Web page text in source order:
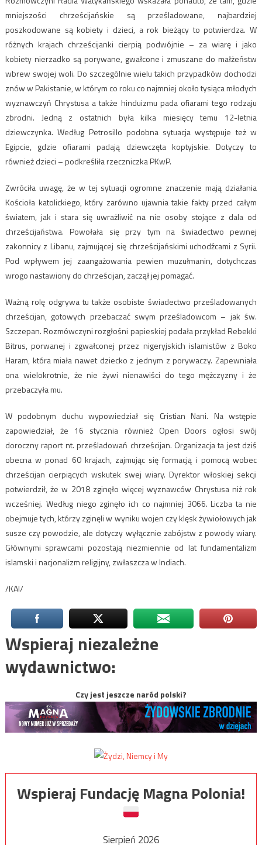
mniejszości chrześcijańskie są prześladowane, najbardziej
poszkodowane są kobiety i dzieci, a rok bieżący to potwierdza. W
różnych krajach chrześcijanki cierpią podwójnie – za wiarę i jako
kobiety nierzadko są porywane, gwałcone i zmuszane do małżeństw
wbrew swojej woli. Do szczególnie wielu takich przypadków dochodzi
znów w Pakistanie, w którym co roku co najmniej około tysiąca młodych
wyznawczyń Chrystusa a także hinduizmu pada ofiarami tego rodzaju
zbrodni. Jedną z ostatnich była kilka miesięcy temu 12-letnia
dziewczynka. Według Petrosillo podobna sytuacja występuje też w
Egipcie, gdzie ofiarami padają dziewczęta koptyjskie. Dotyczy to
również dzieci – podkreśliła rzeczniczka PKwP.
Zwróciła uwagę, że w tej sytuacji ogromne znaczenie mają działania
Kościoła katolickiego, który zarówno ujawnia takie fakty przed całym
światem, jak i stara się uwrażliwić na nie osoby stojące z dala od
chrześcijaństwa. Powołała się przy tym na świadectwo pewnej
zakonnicy z Libanu, zajmującej się chrześcijańskimi uchodźcami z Syrii.
Pod wpływem jej zaangażowania pewien muzułmanin, dotychczas
wrogo nastawiony do chrześcijan, zaczął jej pomagać.
Ważną rolę odgrywa tu także osobiste świadectwo prześladowanych
chrześcijan, gotowych przebaczać swym prześladowcom – jak św.
Szczepan. Rozmówczyni rozgłośni papieskiej podała przykład Rebekki
Bitrus, porwanej i zgwałconej przez nigeryjskich islamistów z Boko
Haram, która miała nawet dziecko z jednym z porywaczy. Zapewniała
ona wielokrotnie, że nie żywi nienawiści do tego mężczyzny i że
przebaczyła mu.
W podobnym duchu wypowiedział się Cristian Nani. Na wstępie
zapowiedział, że 16 stycznia również Open Doors ogłosi swój
doroczny raport nt. prześladowań chrześcijan. Organizacja ta jest dziś
obecna w ponad 60 krajach, zajmując się formacją i pomocą wobec
chrześcijan cierpiących wskutek swej wiary. Dyrektor włoskiej sekcji
potwierdził, że w 2018 zginęło więcej wyznawców Chrystusa niż rok
wcześniej. Według niego zginęło ich co najmniej 3066. Liczba ta nie
obejmuje tych, którzy zginęli w wyniku wojen czy klęsk żywiołowych jak
susze czy powodzie, ale dotyczy wyłącznie zabójstw z powody wiary.
Głównymi sprawcami pozostają niezmiennie od lat fundamentalizm
islamski i nacjonalizm religijny, zwłaszcza w Indiach.
/KAI/
Wspieraj niezależne
wydawnictwo:
Czy jest jeszcze naród polski?
Wspieraj Fundację Magna Polonia!
Sierpień 2026